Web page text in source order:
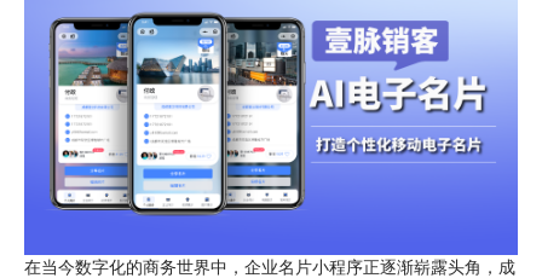
在当今数字化的商务世界中，企业名片小程序正逐渐崭露头角，成